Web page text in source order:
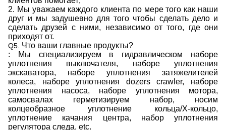
2. Мы уважаем каждого клиента по мере того как наши
друг и мы задушевно для того чтобы сделать дело и
сделать друзей с ними, независимо от того, где они
приходят от.
Q5. Что ваши главные продукты?
: Мы специализируем в гидравлическом наборе
уплотнения выключателя, наборе уплотнения
экскаватора, наборе уплотнения затяжелителей
колеса, наборе уплотнения dozers crawler, наборе
уплотнения насоса, наборе уплотнения мотора,
самосвалах герметизируем набор, носим
колцеобразное уплотнение кольца/X-кольцо,
уплотнение качания центра, набор уплотнения
регулятора следа, etc.